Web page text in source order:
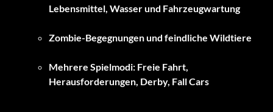
Lebensmittel, Wasser und Fahrzeugwartung
Zombie-Begegnungen und feindliche Wildtiere
Mehrere Spielmodi: Freie Fahrt,
Herausforderungen, Derby, Fall Cars